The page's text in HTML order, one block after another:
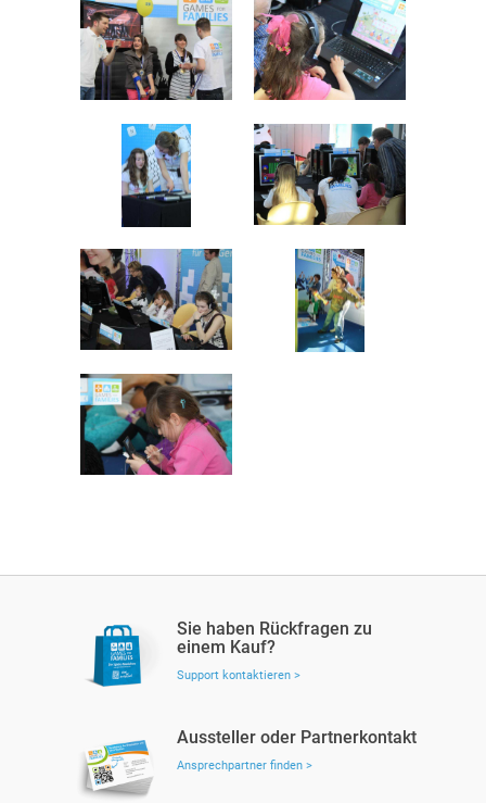
Sie haben Rückfragen zu
einem Kauf?
Support kontaktieren >
Aussteller oder Partnerkontakt
Ansprechpartner finden >